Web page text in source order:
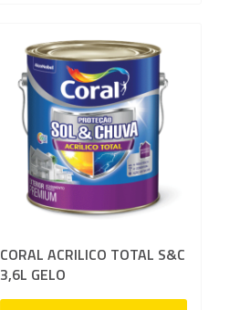
Adicionar
à
lista
de
desejos
Adicionar
para
Comparar
CORAL ACRILICO TOTAL S&C
3,6L GELO